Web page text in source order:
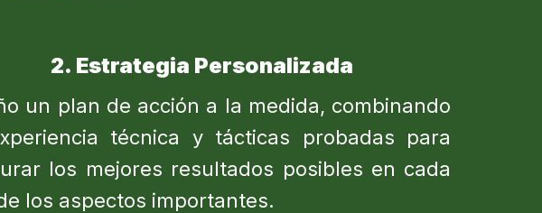
2. Estrategia Personalizada
un plan de acción a la medida, combinando
técnica y tácticas probadas para
los mejores resultados posibles en cada
los aspectos importantes.